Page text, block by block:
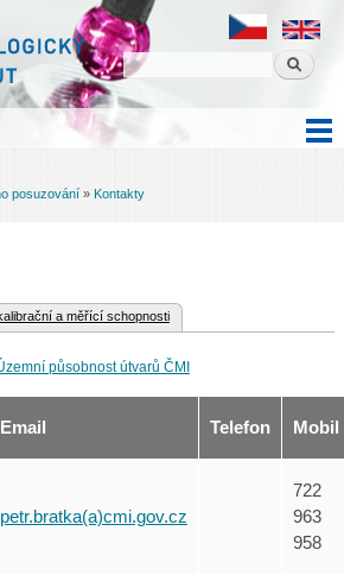
obsahu
posuzování » Kontakty
a měřící schopnosti
působnost útvarů ČMI
Email Telefon Mobil
petr.bratka(a)cmi.gov.cz
722
963
958